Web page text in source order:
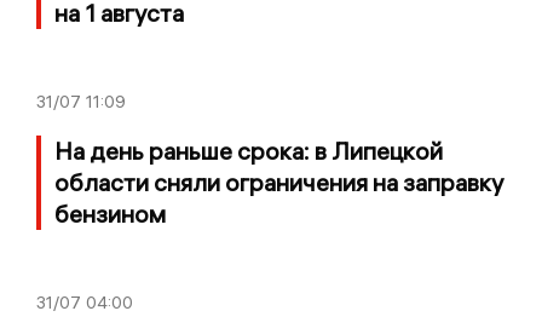
на 1 августа
31/07 11:09
На день раньше срока: в Липецкой
области сняли ограничения на заправку
бензином
31/07 04:00